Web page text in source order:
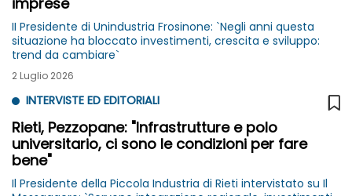
II Presidente di Unindustria Frosinone: `Negli anni questa
situazione ha bloccato investimenti, crescita e sviluppo:
trend da cambiare`
2 Luglio 2026
INTERVISTE ED EDITORIALI
Rieti, Pezzopane: "Infrastrutture e polo
universitario, ci sono le condizioni per fare
bene"
Il Presidente della Piccola Industria di Rieti intervistato su Il